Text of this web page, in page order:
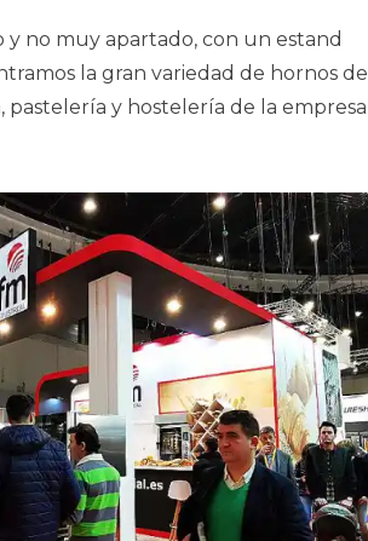
no muy apartado, con un estand
la gran variedad de hornos de
pastelería y hostelería de la empresa